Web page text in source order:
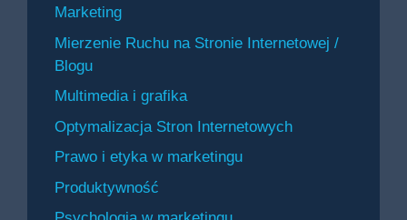
Marketing
Mierzenie Ruchu na Stronie Internetowej /
Blogu
Multimedia i grafika
Optymalizacja Stron Internetowych
Prawo i etyka w marketingu
Produktywność